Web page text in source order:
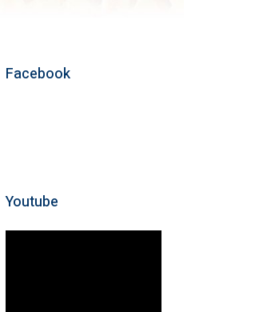
Facebook
Youtube